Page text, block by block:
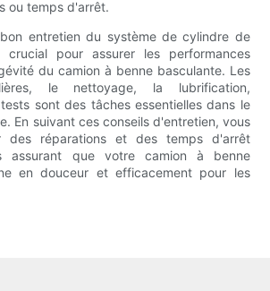
ou temps d'arrêt.
entretien du système de cylindre de
crucial pour assurer les performances
du camion à benne basculante. Les
le nettoyage, la lubrification,
sont des tâches essentielles dans le
En suivant ces conseils d'entretien, vous
des réparations et des temps d'arrêt
assurant que votre camion à benne
en douceur et efficacement pour les